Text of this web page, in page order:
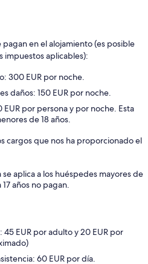
pagan en el alojamiento (es posible
impuestos aplicables):
300 EUR por noche.
daños: 150 EUR por noche.
EUR por persona y por noche. Esta
de 18 años.
cargos que nos ha proporcionado el
aplica a los huéspedes mayores de
17 años no pagan.
EUR por adulto y 20 EUR por
60 EUR por día.